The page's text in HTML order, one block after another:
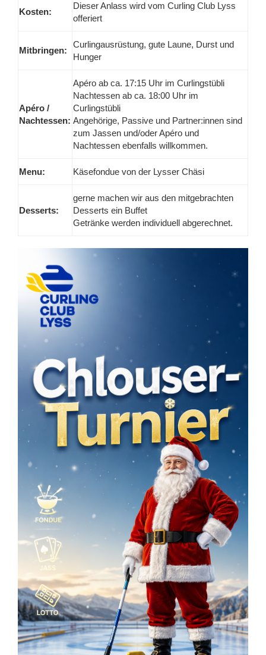
Kosten:
Dieser Anlass wird vom Curling Club Lyss
offeriert
Mitbringen:
Curlingausrüstung, gute Laune, Durst und
Hunger
Apéro /
Nachtessen:
Apéro ab ca. 17:15 Uhr im Curlingstübli
Nachtessen ab ca. 18:00 Uhr im
Curlingstübli
Angehörige, Passive und Partner:innen sind
zum Jassen und/oder Apéro und
Nachtessen ebenfalls willkommen.
Menu: Käsefondue von der Lysser Chäsi
Desserts:
gerne machen wir aus den mitgebrachten
Desserts ein Buffet
Getränke werden individuell abgerechnet.